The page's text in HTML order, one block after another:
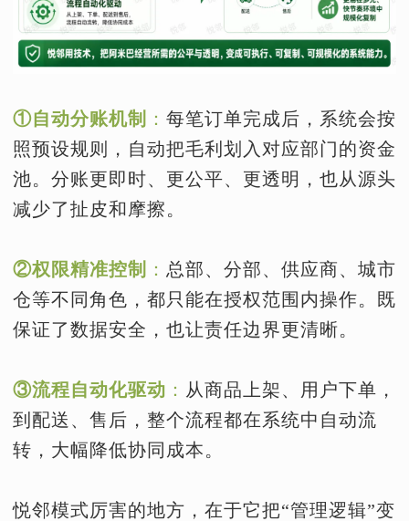
①自动分账机制 ： 每笔订单完成后，系统会按
照预设规则，自动把毛利划入对应部门的资金
池。分账更即时、更公平、更透明，也从源头
减少了扯皮和摩擦。
②权限精准控制 ： 总部、分部、供应商、城市
仓等不同角色，都只能在授权范围内操作。既
保证了数据安全，也让责任边界更清晰。
③流程自动化驱动 ： 从商品上架、用户下单，
到配送、售后，整个流程都在系统中自动流
转，大幅降低协同成本。
悦邻模式厉害的地方，在于它把“管理逻辑”变